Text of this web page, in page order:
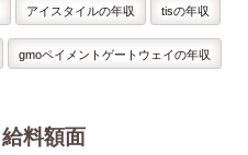
アイスタイルの年収 tisの年収
gmoペイメントゲートウェイの年収
料額面